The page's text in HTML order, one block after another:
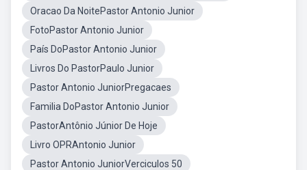
Oracao Da NoitePastor Antonio Junior
FotoPastor Antonio Junior
País DoPastor Antonio Junior
Livros Do PastorPaulo Junior
Pastor Antonio JuniorPregacaes
Familia DoPastor Antonio Junior
PastorAntônio Júnior De Hoje
Livro OPRAntonio Junior
Pastor Antonio JuniorVerciculos 50